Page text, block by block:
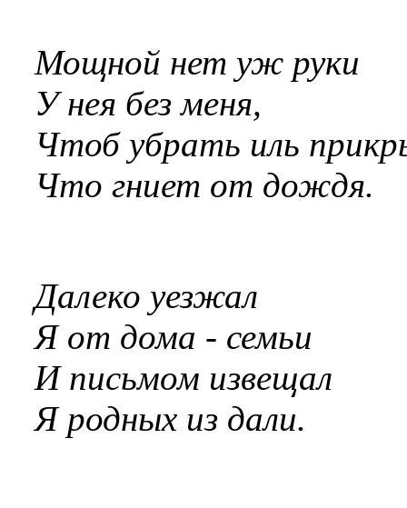
Мощной нет уж руки
У нея без меня,
Чтоб убрать иль
Что гниет от дождя.
Далеко уезжал
Я от дома - семьи
И письмом извещал
Я родных из дали.